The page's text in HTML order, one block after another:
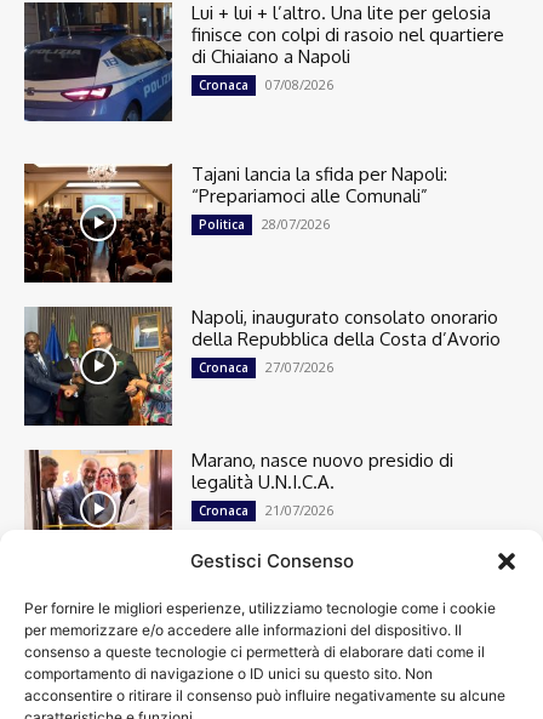
Gestisci Consenso
Per fornire le migliori esperienze, utilizziamo tecnologie come i cookie
per memorizzare e/o accedere alle informazioni del dispositivo. Il
consenso a queste tecnologie ci permetterà di elaborare dati come il
comportamento di navigazione o ID unici su questo sito. Non
acconsentire o ritirare il consenso può influire negativamente su alcune
Lui + lui + l’altro. Una lite per gelosia
finisce con colpi di rasoio nel quartiere
di Chiaiano a Napoli
Cronaca 07/08/2026
Tajani lancia la sfida per Napoli:
“Prepariamoci alle Comunali”
Politica 28/07/2026
Napoli, inaugurato consolato onorario
della Repubblica della Costa d’Avorio
Cronaca 27/07/2026
Marano, nasce nuovo presidio di
legalità U.N.I.C.A.
Cronaca 21/07/2026
Cronaca
13498
Attualità
7303
top
News
4209